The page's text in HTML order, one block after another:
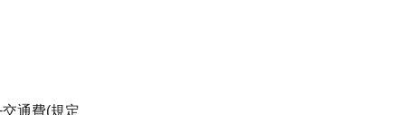
通費(規定